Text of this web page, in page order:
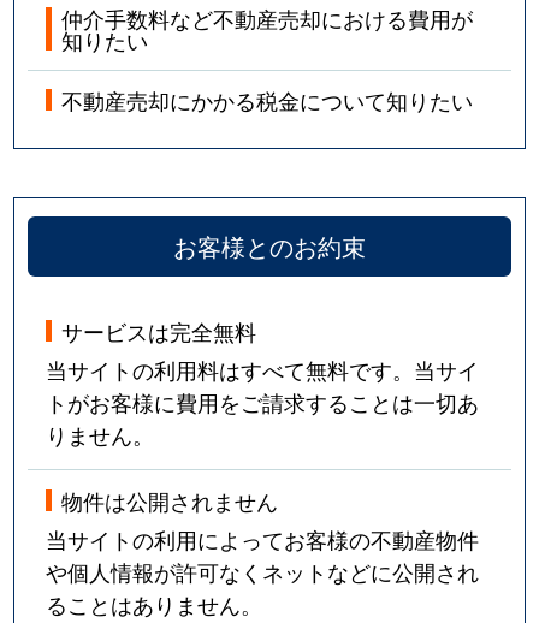
仲介手数料など不動産売却における費用が
知りたい
不動産売却にかかる税金について知りたい
お客様とのお約束
サービスは完全無料
当サイトの利用料はすべて無料です。当サイ
トがお客様に費用をご請求することは一切あ
りません。
物件は公開されません
当サイトの利用によってお客様の不動産物件
や個人情報が許可なくネットなどに公開され
ることはありません。